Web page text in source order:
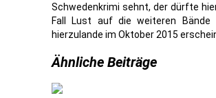
Schwedenkrimi sehnt, der dürfte
Fall Lust auf die weiteren Bände
hierzulande im Oktober 2015
Ähnliche Beiträge